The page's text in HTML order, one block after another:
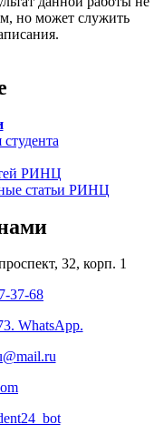
но может служить
РИНЦ
статьи РИНЦ
32, корп. 1
37-68
WhatsApp.